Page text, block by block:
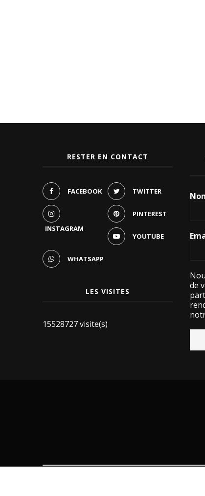
RESTER EN CONTACT
FACEBOOK TWITTER
INSTAGRAM
PINTEREST
YOUTUBE
WHATSAPP
LES VISITES
15528727 visite(s)
de